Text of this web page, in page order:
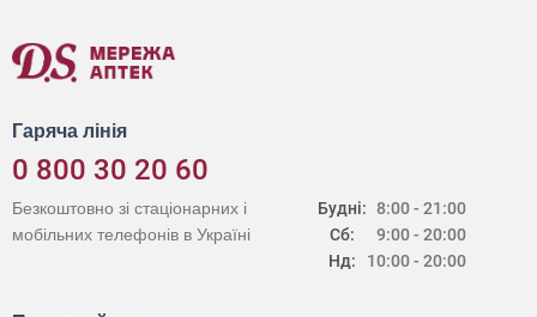
Гаряча лінія
0 800 30 20 60
Будні:
Сб:
Нд:
8:00 - 21:00
9:00 - 20:00
10:00 - 20:00
Безкоштовно зі стаціонарних і
мобільних телефонів в Україні